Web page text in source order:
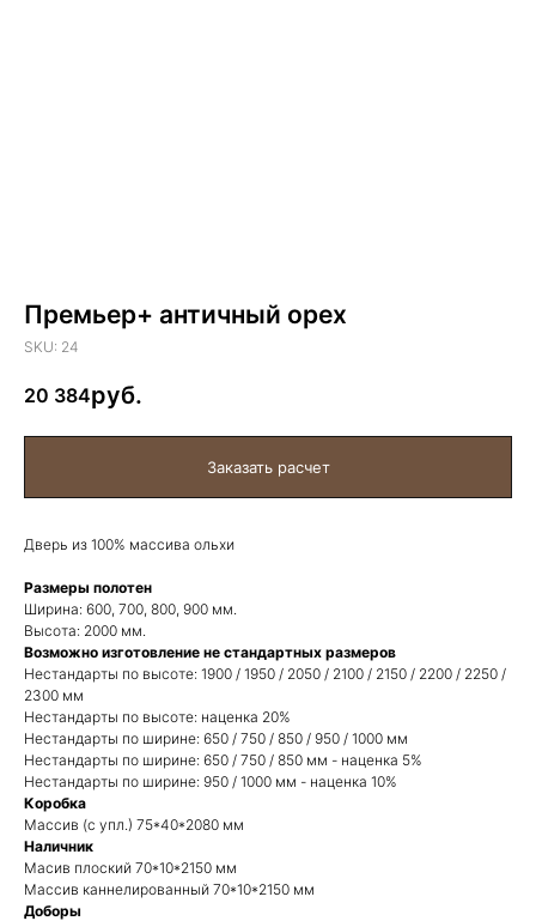
Премьер+ античный орех
SKU: 24
20 384
Дверь из 100% массива ольхи
Размеры полотен
Ширина: 600, 700, 800, 900 мм.
Высота: 2000 мм.
Возможно изготовление не стандартных размеров
Нестандарты по высоте: 1900 / 1950 / 2050 / 2100 / 2150 / 2200 / 2250 /
2300 мм
Нестандарты по высоте: наценка 20%
Нестандарты по ширине: 650 / 750 / 850 / 950 / 1000 мм
Нестандарты по ширине: 650 / 750 / 850 мм - наценка 5%
Нестандарты по ширине: 950 / 1000 мм - наценка 10%
Коробка
Массив (с упл.) 75*40*2080 мм
Наличник
Масив плоский 70*10*2150 мм
Массив каннелированный 70*10*2150 мм
Доборы